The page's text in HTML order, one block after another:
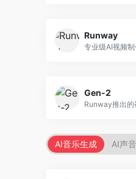
Runway
Gen-2
AI音乐生成 AI声